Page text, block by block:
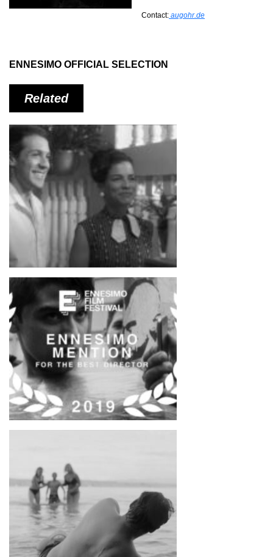
Contact: augohr.de
ENNESIMO OFFICIAL SELECTION
Related